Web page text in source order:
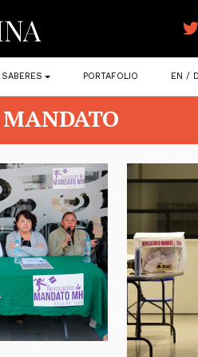
SABERES PORTAFOLIO EN /